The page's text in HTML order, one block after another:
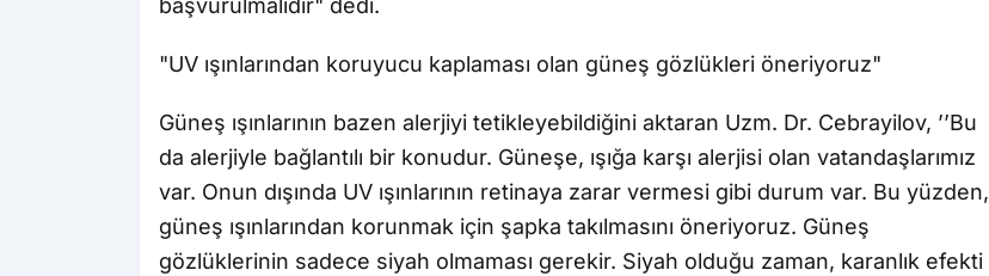
başvurulmalıdır" dedi.
"UV ışınlarından koruyucu kaplaması olan güneş gözlükleri öneriyoruz"
Güneş ışınlarının bazen alerjiyi tetikleyebildiğini aktaran Uzm. Dr. Cebrayilov, ’’Bu
da alerjiyle bağlantılı bir konudur. Güneşe, ışığa karşı alerjisi olan vatandaşlarımız
var. Onun dışında UV ışınlarının retinaya zarar vermesi gibi durum var. Bu yüzden,
güneş ışınlarından korunmak için şapka takılmasını öneriyoruz. Güneş
gözlüklerinin sadece siyah olmaması gerekir. Siyah olduğu zaman, karanlık efekti